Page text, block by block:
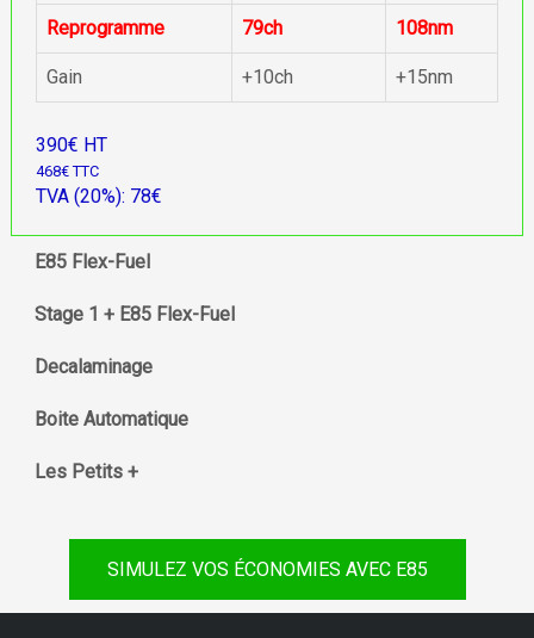
Reprogramme 79ch 108nm
Gain +10ch +15nm
390€ HT
468€ TTC
TVA (20%): 78€
E85 Flex-Fuel
Stage 1 + E85 Flex-Fuel
Decalaminage
Boite Automatique
Les Petits +
SIMULEZ VOS ÉCONOMIES AVEC E85